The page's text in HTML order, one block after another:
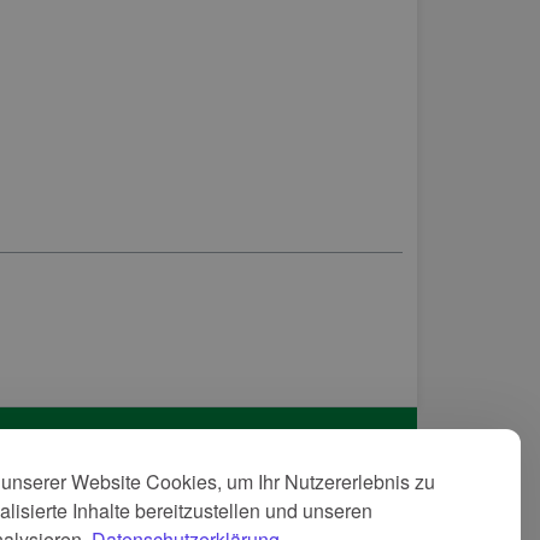
Website Cookies, um Ihr Nutzererlebnis zu
Inhalte bereitzustellen und unseren